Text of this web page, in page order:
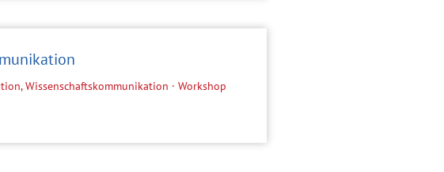
Wissenschaftskommunikation · Workshop